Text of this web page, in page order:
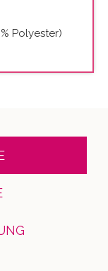
Polyester)